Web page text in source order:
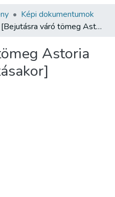
Képi dokumentumok
[Bejutásra váró tömeg Astoria aluljáró megnyitásakor]
Astoria